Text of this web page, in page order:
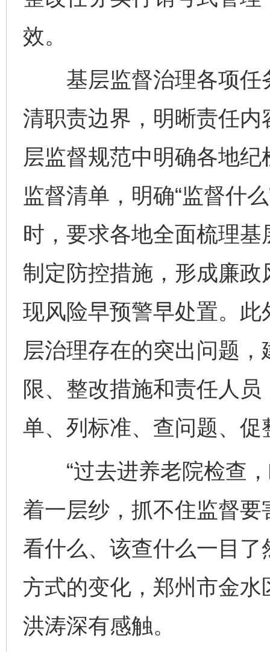
效。
基层监督治理各项任
清职责边界，明晰责任
层监督规范中明确各地
监督清单，明确“监督什
时，要求各地全面梳理
制定防控措施，形成廉政
现风险早预警早处置。
层治理存在的突出问题
限、整改措施和责任人员
单、列标准、查问题、
“过去进养老院检查，
着一层纱，抓不住监督
看什么、该查什么一目了
方式的变化，郑州市金
洪涛深有感触。